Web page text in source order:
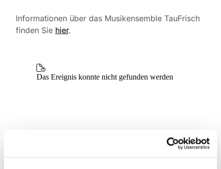
Informationen über das Musikensemble TauFrisch
finden Sie hier.